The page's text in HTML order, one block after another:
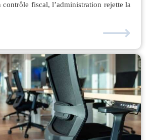
contrôle fiscal, l’administration rejette la
⟶